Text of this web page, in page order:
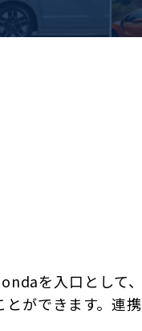
を入口として、
ができます。連携